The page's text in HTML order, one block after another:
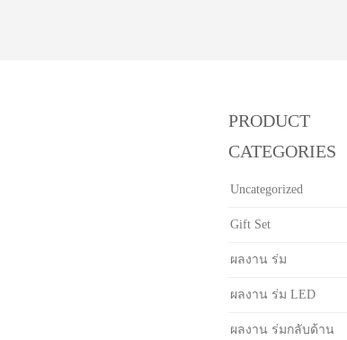
PRODUCT
CATEGORIES
Uncategorized
Gift Set
ผลงาน ร่ม
ผลงาน ร่ม LED
ผลงาน ร่มกลับด้าน